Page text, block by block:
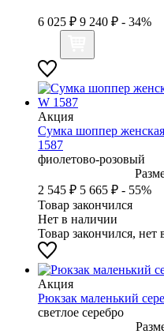
6 025 ₽ 9 240 ₽ - 34%
Акция
Сумка шоппер
1587
фиолетово-розовый
2 545 ₽ 5 665 ₽ - 55%
Товар закончился
Нет в наличии
Товар закончился, нет
Акция
Рюкзак маленький
светлое серебро